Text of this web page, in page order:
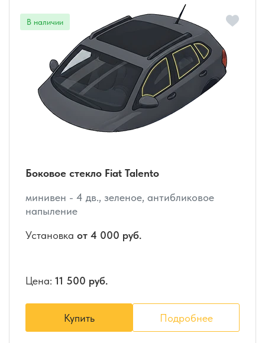
Боковое стекло Fiat Talento
минивен - 4 дв., зеленое, антибликовое
напыление
Установка от 4 000 руб.
Цена: 11 500 руб.
Купить Подробнее